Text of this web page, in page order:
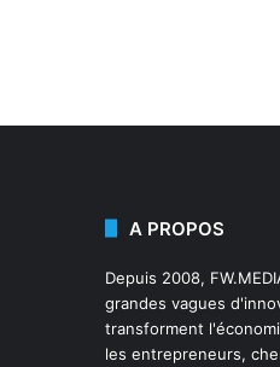
A PROPOS
Depuis 2008,
grandes vagues
transforment
les entrepreneurs,